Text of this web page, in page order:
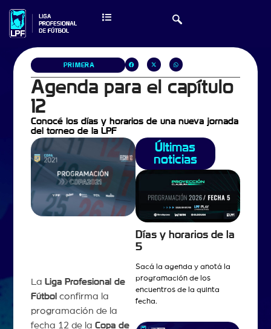
PRIMERA
Agenda para el capítulo
12
Conocé los días y horarios de una nueva jornada
del torneo de la LPF
La Liga Profesional de
Fútbol confirma la
programación de la
fecha 12 de la Copa de
Últimas
noticias
Días y horarios de la
5
Sacá la agenda y anotá la
programación de los
encuentros de la quinta
fecha.